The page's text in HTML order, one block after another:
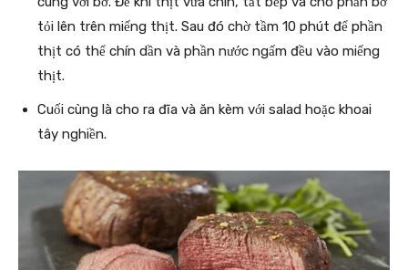
tỏi lên trên miếng thịt. Sau đó chờ tầm 10 phút để phần
thịt có thể chín dần và phần nước ngấm đều vào miếng
thịt.
Cuối cùng là cho ra đĩa và ăn kèm với salad hoặc khoai
tây nghiền.